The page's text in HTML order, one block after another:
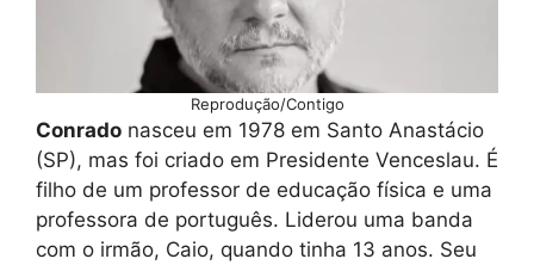
Reprodução/Contigo
Conrado nasceu em 1978 em Santo Anastácio
(SP), mas foi criado em Presidente Venceslau. É
filho de um professor de educação física e uma
professora de português. Liderou uma banda
com o irmão, Caio, quando tinha 13 anos. Seu